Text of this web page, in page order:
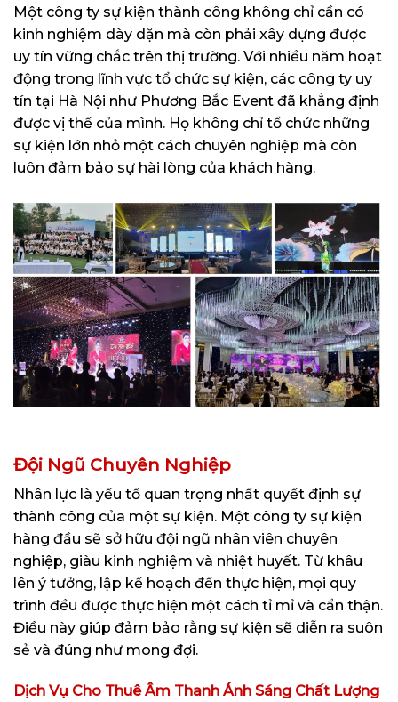
Một công ty sự kiện thành công không chỉ cần có
kinh nghiệm dày dặn mà còn phải xây dựng được
uy tín vững chắc trên thị trường. Với nhiều năm hoạt
động trong lĩnh vực tổ chức sự kiện, các công ty uy
tín tại Hà Nội như Phương Bắc Event đã khẳng định
được vị thế của mình. Họ không chỉ tổ chức những
sự kiện lớn nhỏ một cách chuyên nghiệp mà còn
luôn đảm bảo sự hài lòng của khách hàng.
Đội Ngũ Chuyên Nghiệp
Nhân lực là yếu tố quan trọng nhất quyết định sự
thành công của một sự kiện. Một công ty sự kiện
hàng đầu sẽ sở hữu đội ngũ nhân viên chuyên
nghiệp, giàu kinh nghiệm và nhiệt huyết. Từ khâu
lên ý tưởng, lập kế hoạch đến thực hiện, mọi quy
trình đều được thực hiện một cách tỉ mỉ và cẩn thận.
Điều này giúp đảm bảo rằng sự kiện sẽ diễn ra suôn
sẻ và đúng như mong đợi.
Dịch Vụ Cho Thuê Âm Thanh Ánh Sáng Chất Lượng